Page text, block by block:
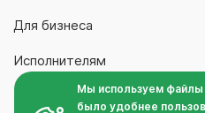
Для бизнеса
Исполнителям
Мы используем
было удобнее